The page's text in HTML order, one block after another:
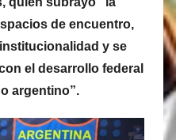
de encuentro,
y se
el desarrollo federal
argentino”.